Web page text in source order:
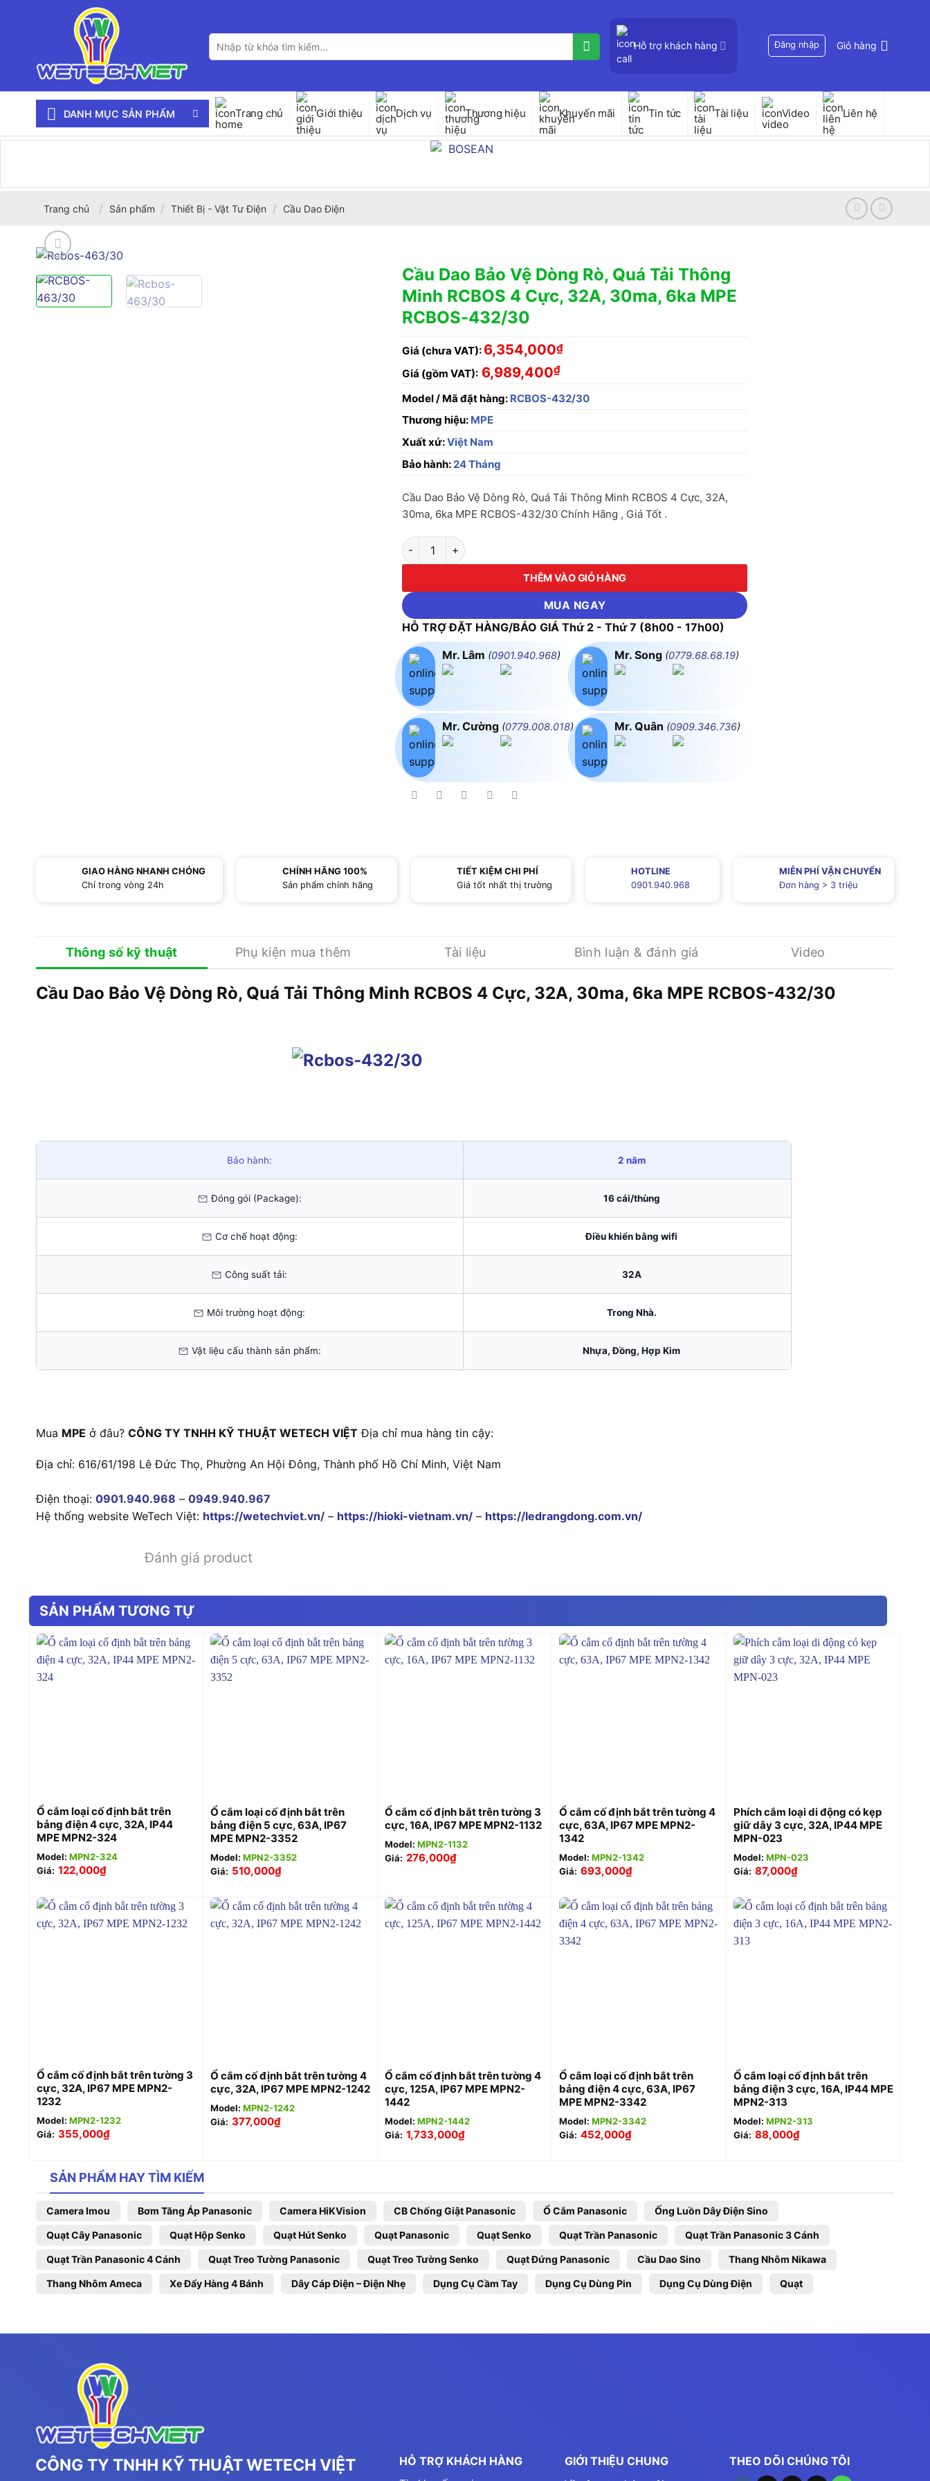
Tìm
kiếm:
Hỗ trợ khách hàng Đăng nhập Giỏ hàng
DANH MỤC SẢN PHẨM Trang chủ Giới thiệu Dịch vụ Thương hiệu Khuyến mãi Tin tức Tài liệu Video Liên hệ
Trang chủ / Sản phẩm / Thiết Bị - Vật Tư Điện / Cầu Dao Điện
Cầu Dao Bảo Vệ Dòng Rò, Quá Tải Thông
Minh RCBOS 4 Cực, 32A, 30ma, 6ka MPE
RCBOS-432/30
Giá (chưa VAT): 6,354,000₫
Giá (gồm VAT): 6,989,400₫
Model / Mã đặt hàng: RCBOS-432/30
Thương hiệu: MPE
Xuất xứ:Việt Nam
Bảo hành:24 Tháng
Cầu Dao Bảo Vệ Dòng Rò, Quá Tải Thông Minh RCBOS 4 Cực, 32A,
30ma, 6ka MPE RCBOS-432/30 Chính Hãng , Giá Tốt .
Cầu Dao Bảo Vệ Dòng Rò, Quá Tải Thông Minh RCBOS 4 Cực, 32A, 30ma, 6ka MPE RCBOS-432/30 số lượng
THÊM VÀO GIỎ HÀNG
MUA NGAY
HỖ TRỢ ĐẶT HÀNG/BÁO GIÁ Thứ 2 - Thứ 7 (8h00 - 17h00)
Mr. Lâm (0901.940.968)
Mr. Cường (0779.008.018)
Mr. Song (0779.68.68.19)
Mr. Quân (0909.346.736)
GIAO HÀNG NHANH CHÓNG
Chỉ trong vòng 24h
CHÍNH HÃNG 100%
Sản phẩm chính hãng
TIẾT KIỆM CHI PHÍ
Giá tốt nhất thị trường
HOTLINE
0901.940.968
MIỄN PHÍ VẬN CHUYỂN
Đơn hàng > 3 triệu
Thông số kỹ thuật Phụ kiện mua thêm Tài liệu Bình luận & đánh giá Video
Cầu Dao Bảo Vệ Dòng Rò, Quá Tải Thông Minh RCBOS 4 Cực, 32A, 30ma, 6ka MPE RCBOS-432/30
Bảo hành: 2 năm
Đóng gói (Package): 16 cái/thùng
Cơ chế hoạt động: Điều khiển bằng wifi
Công suất tải: 32A
Môi trường hoạt động: Trong Nhà.
Vật liệu cấu thành sản phẩm: Nhựa, Đồng, Hợp Kim
Mua MPE ở đâu? CÔNG TY TNHH KỸ THUẬT WETECH VIỆT Địa chỉ mua hàng tin cậy:
Địa chỉ: 616/61/198 Lê Đức Thọ, Phường An Hội Đông, Thành phố Hồ Chí Minh, Việt Nam
Điện thoại: 0901.940.968 – 0949.940.967
Hệ thống website WeTech Việt: https://wetechviet.vn/ – https://hioki-vietnam.vn/ – https://ledrangdong.com.vn/
Đánh giá product
SẢN PHẨM TƯƠNG TỰ
Ổ cắm loại cố định bắt trên
bảng điện 4 cực, 32A, IP44
MPE MPN2-324
Model: MPN2-324
Giá: 122,000₫
Ổ cắm loại cố định bắt trên
bảng điện 5 cực, 63A, IP67
MPE MPN2-3352
Model: MPN2-3352
Giá: 510,000₫
Ổ cắm cố định bắt trên tường 3
cực, 16A, IP67 MPE MPN2-1132
Model: MPN2-1132
Giá: 276,000₫
Ổ cắm cố định bắt trên tường 4
cực, 63A, IP67 MPE MPN2-
1342
Model: MPN2-1342
Giá: 693,000₫
Phích cắm loại di động có kẹp
giữ dây 3 cực, 32A, IP44 MPE
MPN-023
Model: MPN-023
Giá: 87,000₫
Ổ cắm cố định bắt trên tường 3
cực, 32A, IP67 MPE MPN2-
1232
Model: MPN2-1232
Giá: 355,000₫
Ổ cắm cố định bắt trên tường 4
cực, 32A, IP67 MPE MPN2-1242
Model: MPN2-1242
Giá: 377,000₫
Ổ cắm cố định bắt trên tường 4
cực, 125A, IP67 MPE MPN2-
1442
Model: MPN2-1442
Giá: 1,733,000₫
Ổ cắm loại cố định bắt trên
bảng điện 4 cực, 63A, IP67
MPE MPN2-3342
Model: MPN2-3342
Giá: 452,000₫
Ổ cắm loại cố định bắt trên
bảng điện 3 cực, 16A, IP44 MPE
MPN2-313
Model: MPN2-313
Giá: 88,000₫
SẢN PHẨM HAY TÌM KIẾM
Camera Imou Bơm Tăng Áp Panasonic Camera HiKVision CB Chống Giật Panasonic Ổ Cắm Panasonic Ống Luồn Dây Điện Sino
Quạt Cây Panasonic Quạt Hộp Senko Quạt Hút Senko Quạt Panasonic Quạt Senko Quạt Trần Panasonic Quạt Trần Panasonic 3 Cánh
Quạt Trần Panasonic 4 Cánh Quạt Treo Tường Panasonic Quạt Treo Tường Senko Quạt Đứng Panasonic Cầu Dao Sino Thang Nhôm Nikawa
Thang Nhôm Ameca Xe Đẩy Hàng 4 Bánh Dây Cáp Điện – Điện Nhẹ Dụng Cụ Cầm Tay Dụng Cụ Dùng Pin Dụng Cụ Dùng Điện Quạt
CÔNG TY TNHH KỸ THUẬT WETECH VIỆT HỖ TRỢ KHÁCH HÀNG GIỚI THIỆU CHUNG THEO DÕI CHÚNG TÔI